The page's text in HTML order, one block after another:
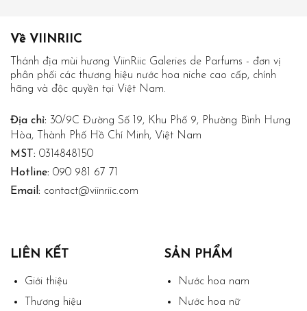
Về VIINRIIC
Thánh địa mùi hương ViinRiic Galeries de Parfums - đơn vị
phân phối các thương hiệu nước hoa niche cao cấp, chính
hãng và độc quyền tại Việt Nam.
Địa chỉ: 30/9C Đường Số 19, Khu Phố 9, Phường Bình Hưng
Hòa, Thành Phố Hồ Chí Minh, Việt Nam
MST: 0314848150
Hotline: 090 981 67 71
Email: contact@viinriic.com
LIÊN KẾT
Giới thiệu
Thương hiệu
SẢN PHẨM
Nước hoa nam
Nước hoa nữ